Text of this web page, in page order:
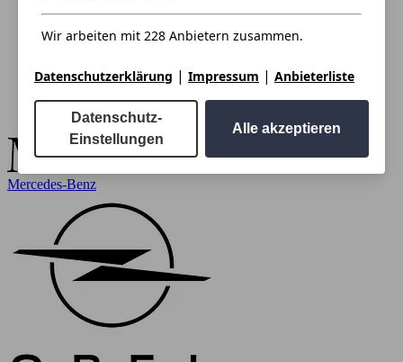
Mercedes-Benz
Wir arbeiten mit 228 Anbietern zusammen.
Datenschutzerklärung | Impressum | Anbieterliste
Datenschutz-
Einstellungen
Alle akzeptieren